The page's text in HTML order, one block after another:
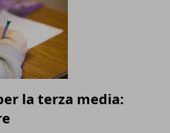
la terza media: